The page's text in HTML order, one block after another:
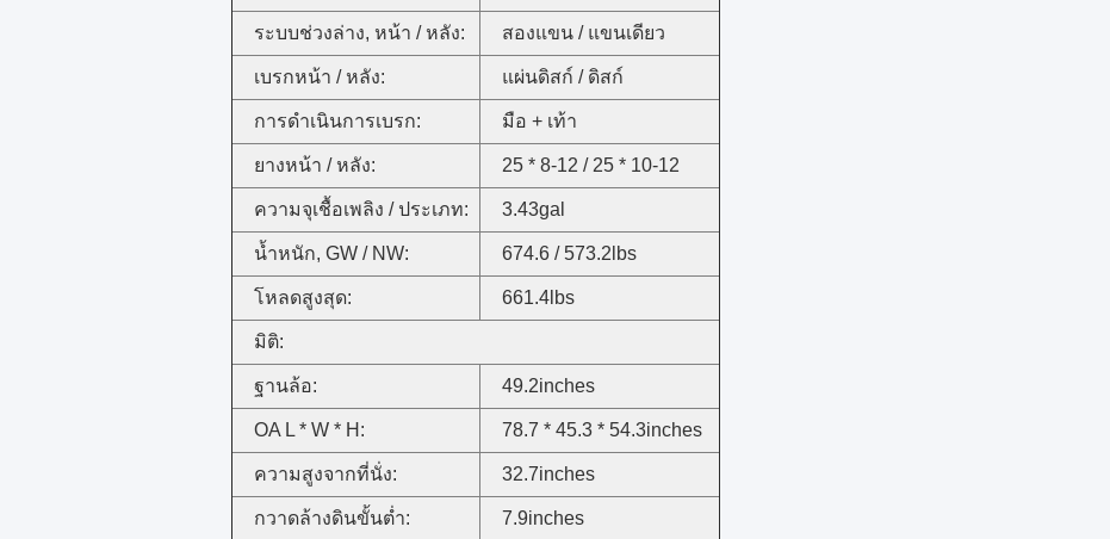
ระบบช่วงล่าง, หน้า / หลัง: สองแขน / แขนเดียว
เบรกหน้า / หลัง: แผ่นดิสก์ / ดิสก์
การดำเนินการเบรก: มือ + เท้า
ยางหน้า / หลัง: 25 * 8-12 / 25 * 10-12
ความจุเชื้อเพลิง / ประเภท: 3.43gal
น้ำหนัก, GW / NW: 674.6 / 573.2lbs
โหลดสูงสุด: 661.4lbs
มิติ:
ฐานล้อ: 49.2inches
OA L * W * H: 78.7 * 45.3 * 54.3inches
ความสูงจากที่นั่ง: 32.7inches
กวาดล้างดินขั้นต่ำ: 7.9inches